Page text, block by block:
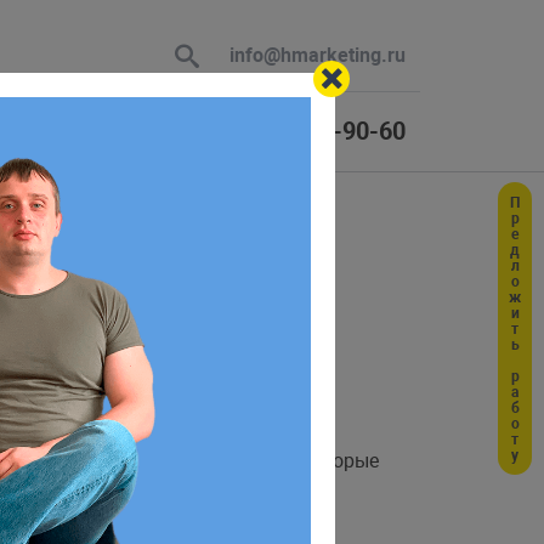
info@hmarketing.ru
+7 (925) 464-90-60
и загружает новый HTML-файл.
просто меняет компоненты, которые
ответ
с учетом
Предложить работу